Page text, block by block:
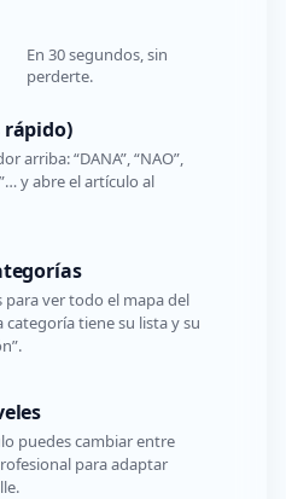
En 30 segundos, sin
perderte.
rápido)
arriba: “DANA”, “NAO”,
y abre el artículo al
para ver todo el mapa del
tiene su lista y su
puedes cambiar entre
para adaptar